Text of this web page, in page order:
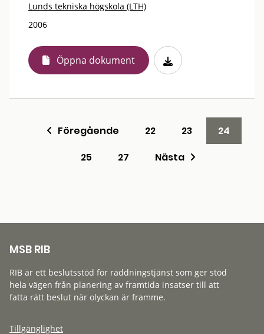
Lunds tekniska högskola (LTH)
2006
Öppna dokument
Föregående 22 23
24
25
27 Nästa
MSB RIB
RIB är ett beslutsstöd för räddningstjänst som ger stöd
hela vägen från planering av framtida insatser till att
fatta rätt beslut när olyckan är framme.
Tillgänglighet